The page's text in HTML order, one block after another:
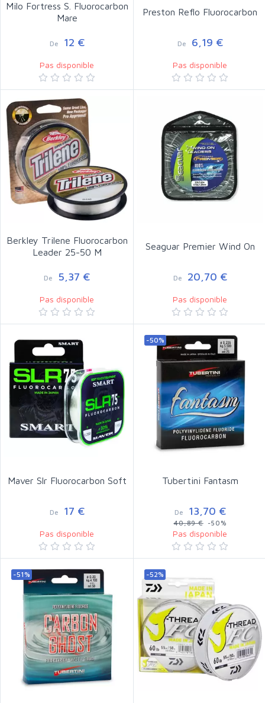
Milo Fortress S. Fluorocarbon
Mare
De 12 €
Pas disponible
Preston Reflo Fluorocarbon
De 6,19 €
Pas disponible
Berkley Trilene Fluorocarbon
Leader 25-50 M
De 5,37 €
Pas disponible
Seaguar Premier Wind On
De 20,70 €
Pas disponible
Maver Slr Fluorocarbon Soft
De 17 €
Pas disponible
-50%
Tubertini Fantasm
De 13,70 €
40,89 €-50%
Pas disponible
-51% -52%